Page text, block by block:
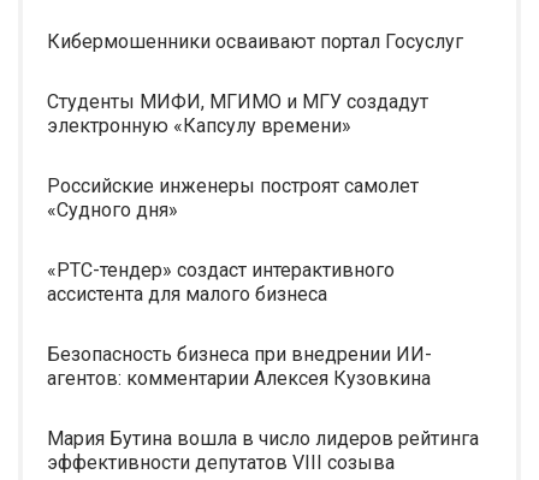
Кибермошенники осваивают портал Госуслуг
Студенты МИФИ, МГИМО и МГУ создадут
электронную «Капсулу времени»
Российские инженеры построят самолет
«Судного дня»
«РТС-тендер» создаст интерактивного
ассистента для малого бизнеса
Безопасность бизнеса при внедрении ИИ-
агентов: комментарии Алексея Кузовкина
Мария Бутина вошла в число лидеров рейтинга
эффективности депутатов VIII созыва